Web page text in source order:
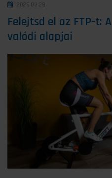
2025.03.28.
Felejtsd el az FTP-t:
valódi alapjai